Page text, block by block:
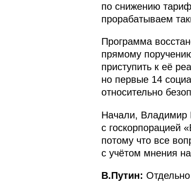
по снижению
прорабатываем
Программа
прямому
приступить к её
но первые 14
относительно
Начали, Владимир
с госкорпорацией
потому что все
с учётом мнения
В.Путин: